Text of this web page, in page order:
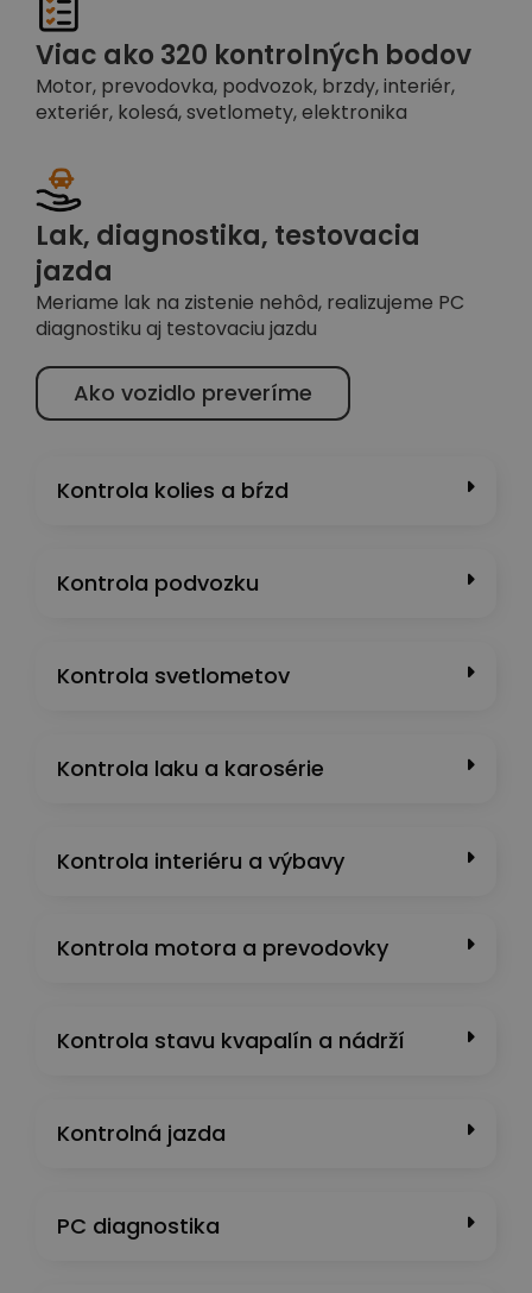
Viac ako 320 kontrolných bodov
Motor, prevodovka, podvozok, brzdy, interiér,
exteriér, kolesá, svetlomety, elektronika
Lak, diagnostika, testovacia
jazda
Meriame lak na zistenie nehôd, realizujeme PC
diagnostiku aj testovaciu jazdu
Ako vozidlo preveríme
Kontrola kolies a bŕzd
Kontrola podvozku
Kontrola svetlometov
Kontrola laku a karosérie
Kontrola interiéru a výbavy
Kontrola motora a prevodovky
Kontrola stavu kvapalín a nádrží
Kontrolná jazda
PC diagnostika